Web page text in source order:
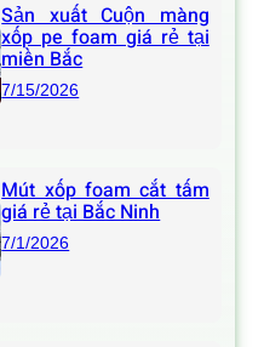
Sản xuất Cuộn màng
xốp pe foam giá rẻ tại
miền Bắc
7/15/2026
Mút xốp foam cắt tấm
giá rẻ tại Bắc Ninh
7/1/2026